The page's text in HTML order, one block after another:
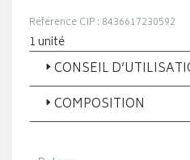
Référence CIP : 8436617230592
1 unité
CONSEIL
COMPOSITION